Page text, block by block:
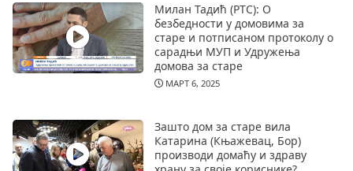
Милан Тадић (РТС): О
безбедности у домовима за
старе и потписаном протоколу о
сарадњи МУП и Удружења
домова за старе
МАРТ 6, 2025
Зашто дом за старе вила
Катарина (Књажевац, Бор)
производи домаћу и здраву